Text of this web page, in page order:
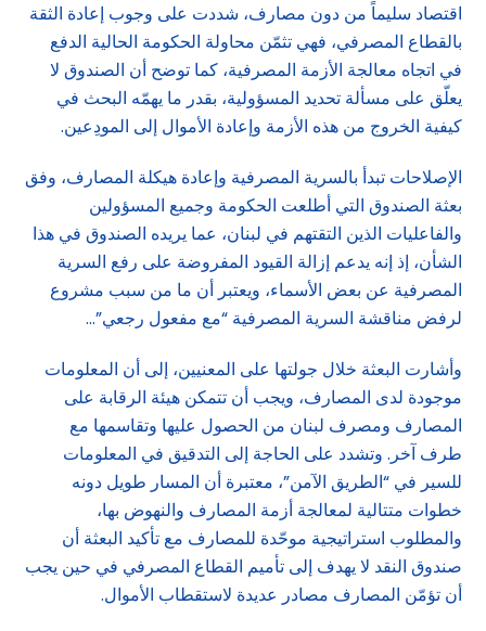
اقتصاد سليماً من دون مصارف، شددت على وجوب إعادة الثقة
بالقطاع المصرفي، فهي تثمّن محاولة الحكومة الحالية الدفع
في اتجاه معالجة الأزمة المصرفية، كما توضح أن الصندوق لا
يعلّق على مسألة تحديد المسؤولية، بقدر ما يهمّه البحث في
كيفية الخروج من هذه الأزمة وإعادة الأموال إلى المودِعين.
الإصلاحات تبدأ بالسرية المصرفية وإعادة هيكلة المصارف، وفق
بعثة الصندوق التي أطلعت الحكومة وجميع المسؤولين
والفاعليات الذين التقتهم في لبنان، عما يريده الصندوق في هذا
الشأن، إذ إنه يدعم إزالة القيود المفروضة على رفع السرية
المصرفية عن بعض الأسماء، ويعتبر أن ما من سبب مشروع
لرفض مناقشة السرية المصرفية “مع مفعول رجعي”…
وأشارت البعثة خلال جولتها على المعنيين، إلى أن المعلومات
موجودة لدى المصارف، ويجب أن تتمكن هيئة الرقابة على
المصارف ومصرف لبنان من الحصول عليها وتقاسمها مع
طرف آخر. وتشدد على الحاجة إلى التدقيق في المعلومات
للسير في “الطريق الآمن”، معتبرة أن المسار طويل دونه
خطوات متتالية لمعالجة أزمة المصارف والنهوض بها،
والمطلوب استراتيجية موحّدة للمصارف مع تأكيد البعثة أن
صندوق النقد لا يهدف إلى تأميم القطاع المصرفي في حين يجب
أن تؤمّن المصارف مصادر عديدة لاستقطاب الأموال.